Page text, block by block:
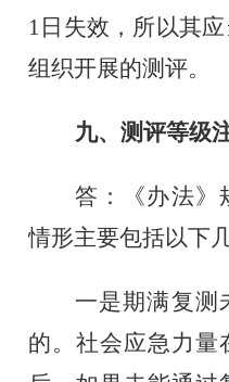
1 日失效，所以其
组织开展的测评。
九、测评等级
答：《办法》
情形主要包括以下
一是期满复测
的。社会应急力量